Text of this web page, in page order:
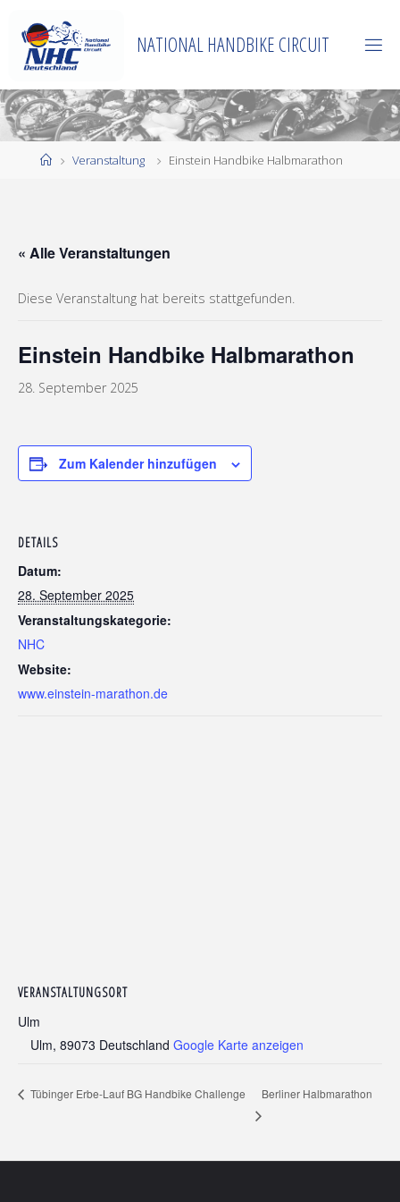
Inhalt
springen
NATIONAL HANDBIKE CIRCUIT
StartVeranstaltung Einstein Handbike Halbmarathon
« Alle Veranstaltungen
Diese Veranstaltung hat bereits stattgefunden.
Einstein Handbike Halbmarathon
28. September 2025
Zum Kalender hinzufügen
DETAILS
Datum:
28. September 2025
Veranstaltungskategorie:
NHC
Website:
www.einstein-marathon.de
VERANSTALTUNGSORT
Ulm
Ulm, 89073 Deutschland Google Karte anzeigen
Tübinger Erbe-Lauf BG Handbike Challenge Berliner Halbmarathon